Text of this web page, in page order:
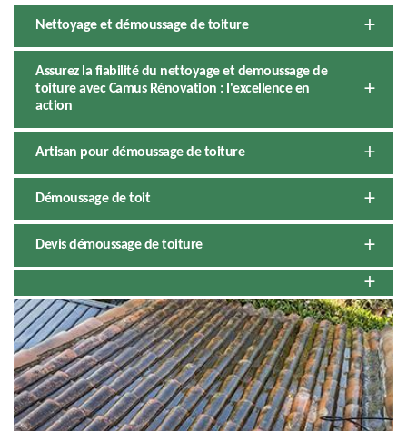
Nettoyage et démoussage de toiture
Assurez la fiabilité du nettoyage et demoussage de
toiture avec Camus Rénovation : l'excellence en
action
Artisan pour démoussage de toiture
Démoussage de toit
Devis démoussage de toiture